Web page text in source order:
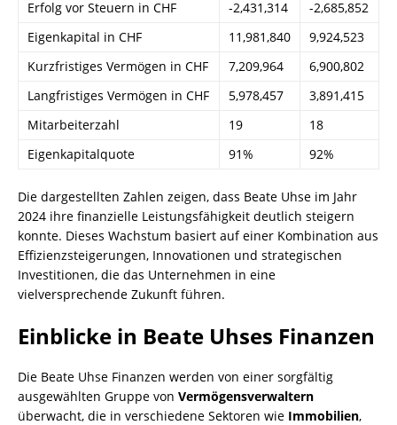
Erfolg vor Steuern in CHF
-2,431,314
-2,685,852
Eigenkapital in CHF
11,981,840
9,924,523
Kurzfristiges Vermögen in CHF
7,209,964
6,900,802
Langfristiges Vermögen in CHF
5,978,457
3,891,415
Mitarbeiterzahl
19
18
Eigenkapitalquote
91% 92%
Die dargestellten Zahlen zeigen, dass Beate Uhse im Jahr
2024 ihre finanzielle Leistungsfähigkeit deutlich steigern
konnte. Dieses Wachstum basiert auf einer Kombination aus
Effizienzsteigerungen, Innovationen und strategischen
Investitionen, die das Unternehmen in eine
vielversprechende Zukunft führen.
Einblicke in Beate Uhses Finanzen
Die Beate Uhse Finanzen werden von einer sorgfältig
ausgewählten Gruppe von Vermögensverwaltern
überwacht, die in verschiedene Sektoren wie Immobilien,